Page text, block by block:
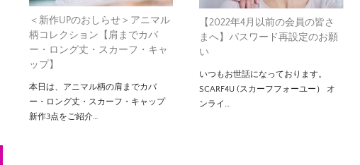
＜新作UPのおしらせ＞アニマル
柄コレクション【肩までカバ
ー・ロング丈・スカーフ・キャ
ップ】
本日は、アニマル柄の肩までカバ
ー・ロング丈・スカーフ・キャップ
新作3点をご紹介…
【2022年4月以前の会員の皆さ
まへ】パスワード再設定のお願
い
いつもお世話になっております。
SCARF4U (スカーフフォーユー） オ
ンライ…